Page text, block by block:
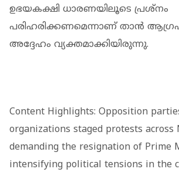
ഉഭയകക്ഷി ധാരണയിലൂടെ പ്രശ്നം
പരിഹരിക്കണമെന്നാണ് താൻ
അദ്ദേഹം വ്യക്തമാക്കിയിരുന്നു.
Content Highlights: Opposition
organizations staged protests across
demanding the resignation of Prime
intensifying political tensions in the